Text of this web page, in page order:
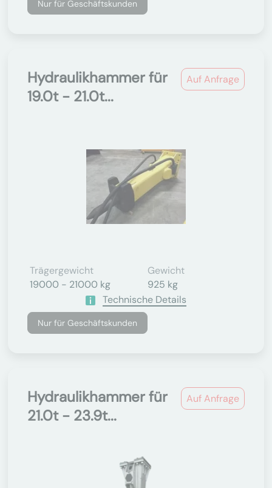
Nur für Geschäftskunden
Auf Anfrage
Hydraulikhammer für
19.0t - 21.0t...
Trägergewicht
19000 - 21000 kg
Gewicht
925 kg
Technische Details
Nur für Geschäftskunden
Auf Anfrage
Hydraulikhammer für
21.0t - 23.9t...